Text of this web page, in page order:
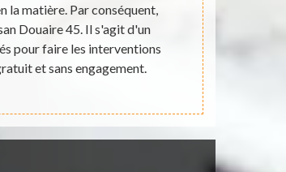
la matière. Par conséquent,
Douaire 45. Il s'agit d'un
pour faire les interventions
et sans engagement.